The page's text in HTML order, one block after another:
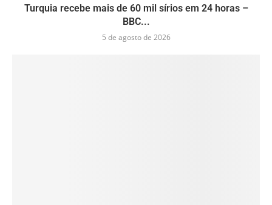
Turquia recebe mais de 60 mil sírios em 24 horas –
BBC...
5 de agosto de 2026